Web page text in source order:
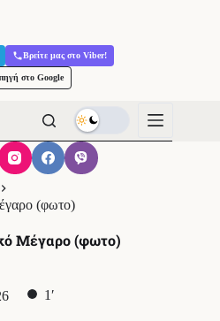
Βρείτε μας στο Viber!
στο Google
(φωτο)
Μέγαρο (φωτο)
1′